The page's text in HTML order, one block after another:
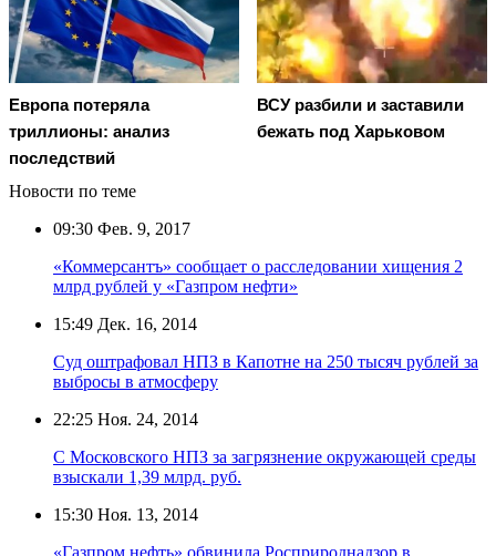
Европа потеряла
триллионы: анализ
последствий
ВСУ разбили и заставили
бежать под Харьковом
Новости по теме
09:30 Фев. 9, 2017
«Коммерсантъ» сообщает о расследовании хищения 2
млрд рублей у «Газпром нефти»
15:49 Дек. 16, 2014
Суд оштрафовал НПЗ в Капотне на 250 тысяч рублей за
выбросы в атмосферу
22:25 Ноя. 24, 2014
С Московского НПЗ за загрязнение окружающей среды
взыскали 1,39 млрд. руб.
15:30 Ноя. 13, 2014
«Газпром нефть» обвинила Росприроднадзор в